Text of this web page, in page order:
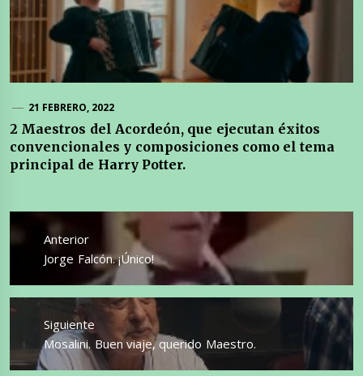
21 FEBRERO, 2022
2 Maestros del Acordeón, que ejecutan éxitos
convencionales y composiciones como el tema
principal de Harry Potter.
Navegación
de
entradas
Anterior
Entrada
Jorge Falcón. ¡Único!
Siguiente
Entrada
siguiente:
Mosalini. Buen viaje, querido Maestro.